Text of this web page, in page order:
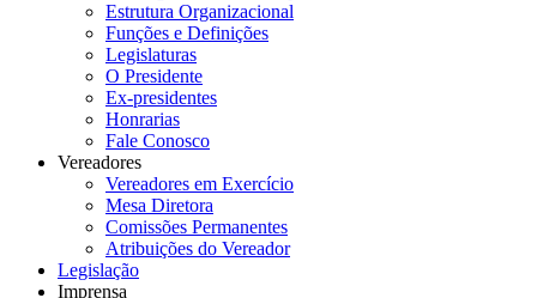
Estrutura Organizacional
Funções e Definições
Legislaturas
O Presidente
Ex-presidentes
Honrarias
Fale Conosco
Vereadores
Vereadores em Exercício
Mesa Diretora
Comissões Permanentes
Atribuições do Vereador
Legislação
Imprensa